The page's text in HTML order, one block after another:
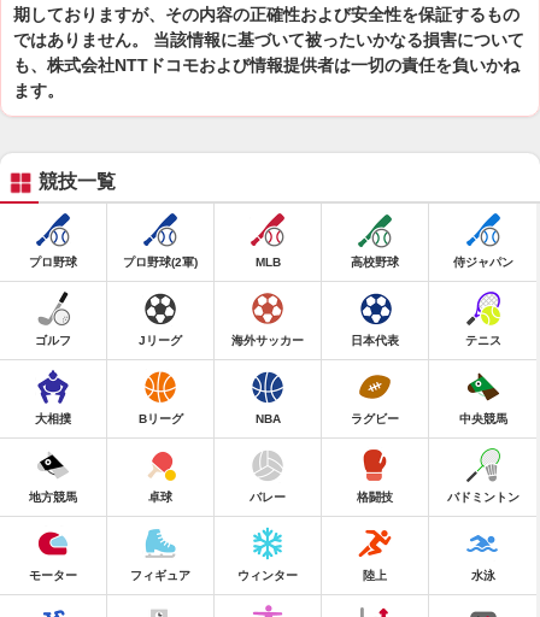
期しておりますが、その内容の正確性および安全性を保証するもの
ではありません。 当該情報に基づいて被ったいかなる損害について
も、株式会社NTTドコモおよび情報提供者は一切の責任を負いかね
ます。
競技一覧
プロ野球 プロ野球(2軍) MLB 高校野球 侍ジャパン
ゴルフ Jリーグ 海外サッカー 日本代表 テニス
大相撲 Bリーグ NBA ラグビー 中央競馬
地方競馬 卓球 バレー 格闘技 バドミントン
モーター フィギュア ウィンター 陸上 水泳